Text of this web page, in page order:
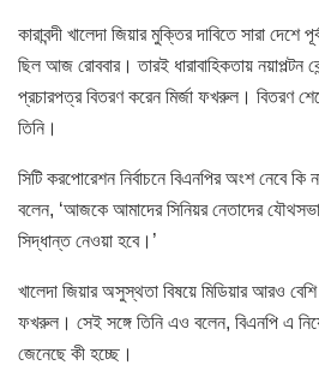
কারাবন্দী খালেদা জিয়ার মুক্তির দাবিতে সারা দেশে
ছিল আজ রোববার। তারই ধারাবাহিকতায় নয়াপল্টন
প্রচারপত্র বিতরণ করেন মির্জা ফখরুল। বিতরণ
তিনি।
সিটি করপোরেশন নির্বাচনে বিএনপির অংশ নেবে
বলেন, ‘আজকে আমাদের সিনিয়র নেতাদের
সিদ্ধান্ত নেওয়া হবে।’
খালেদা জিয়ার অসুস্থতা বিষয়ে মিডিয়ার আরও
ফখরুল। সেই সঙ্গে তিনি এও বলেন, বিএনপি এ
জেনেছে কী হচ্ছে।